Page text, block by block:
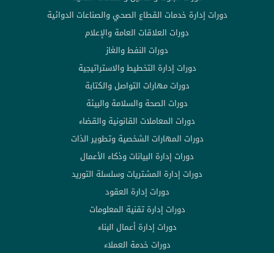
دورات إدارة خدمات القطاع الصحي والصناعات الدوائية
دورات العلاقات العامة والإعلام
دورات النفط والغاز
دورات إدارة التخطيط والاستراتيجية
دورات مهارات التواصل والكتابة
دورات الصحة والسلامة والبيئة
دورات المعاملات القانونية والقضاء
دورات المهارات الشخصية وتطوير الذات
دورات إدارة البيانات وذكاء الأعمال
دورات إدارة المشتريات وسلسلة التوريد
دورات إدارة العقود
دورات إدارة تقنية المعلومات
دورات إدارة أعمال البناء
دورات خدمة العملاء